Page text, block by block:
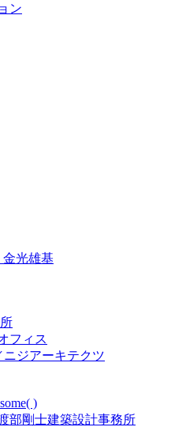
ン
光雄基
フィス
ジアーキテクツ
)
部剛士建築設計事務所